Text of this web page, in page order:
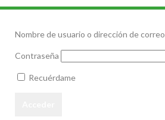
Nombre de usuario o dirección de correo
Contraseña
Recuérdame